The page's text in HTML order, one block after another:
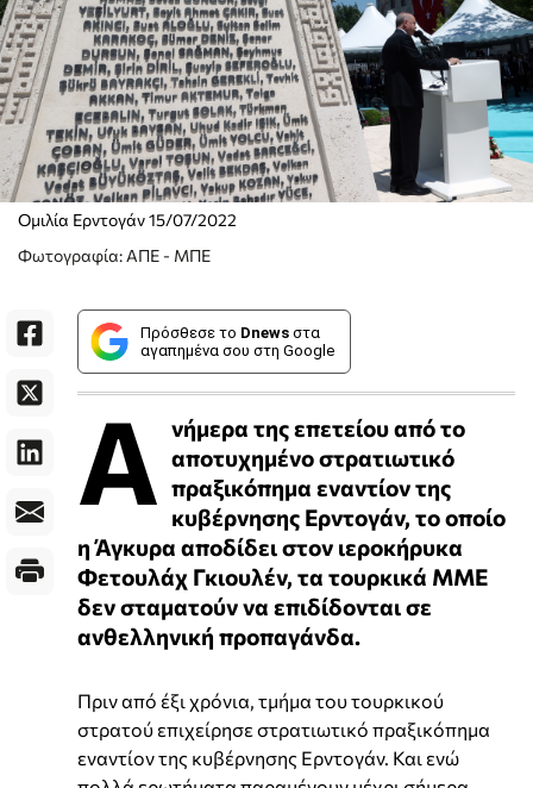
Ομιλία Ερντογάν 15/07/2022
Φωτογραφία: ΑΠΕ - ΜΠΕ
Πρόσθεσε το Dnews στα
αγαπημένα σου στη Google
Α νήμερα της επετείου από το
αποτυχημένο στρατιωτικό
πραξικόπημα εναντίον της
κυβέρνησης Ερντογάν, το οποίο
η Άγκυρα αποδίδει στον ιεροκήρυκα
Φετουλάχ Γκιουλέν, τα τουρκικά ΜΜΕ
δεν σταματούν να επιδίδονται σε
ανθελληνική προπαγάνδα.
Πριν από έξι χρόνια, τμήμα του τουρκικού
στρατού επιχείρησε στρατιωτικό πραξικόπημα
εναντίον της κυβέρνησης Ερντογάν. Και ενώ